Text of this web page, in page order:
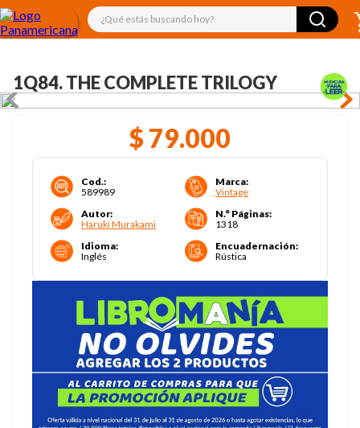
¿Qué estás buscando hoy?
1Q84. THE COMPLETE TRILOGY
$ 79.000
Cod.:
589989
Marca:
Vintage
Autor:
Haruki Murakami
N.° Páginas:
1318
Idioma:
Inglés
Encuadernación:
Rústica